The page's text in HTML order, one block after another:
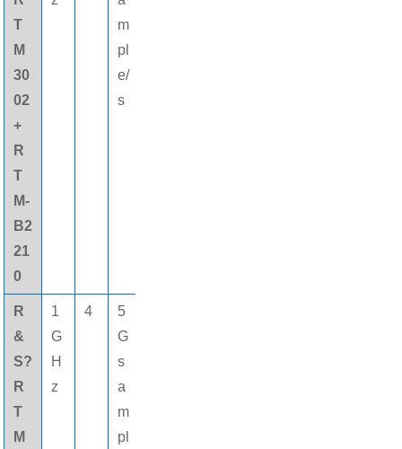
T
M
30
02
+
R
T
M-
B2
21
0
m
pl
e/
s
R
&
S?
R
T
M
1
G
H
z
4
5
G
s
a
m
pl